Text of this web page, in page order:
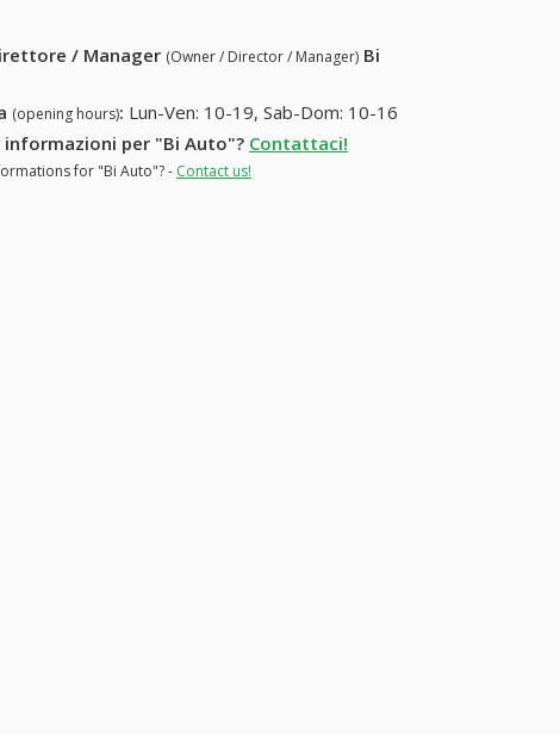
/ Manager (Owner / Director / Manager) Bi
(opening hours): Lun-Ven: 10-19, Sab-Dom: 10-16
per "Bi Auto"? Contattaci!
for "Bi Auto"? - Contact us!